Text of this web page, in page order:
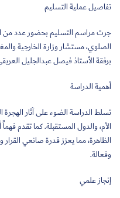
تفاصيل عملية التسليم
جرت مراسم التسليم بحضور عدد من
الصلوي، مستشار وزارة الخارجية
برفقة الأستاذ فيصل عبدالجليل
أهمية الدراسة
تسلط الدراسة الضوء على آثار الهجرة
الأم، والدول المستقبلة. كما تقدم
الظاهرة، مما يعزز قدرة صانعي
وفعالة.
إنجاز علمي